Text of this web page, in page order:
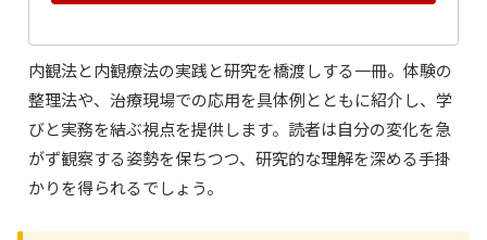
内観法と内観療法の実践と研究を橋渡しする一冊。体験の
整理法や、治療現場での応用を具体例とともに紹介し、学
びと実務を結ぶ視点を提供します。読者は自分の変化を急
がず観察する姿勢を保ちつつ、研究的な理解を深める手掛
かりを得られるでしょう。